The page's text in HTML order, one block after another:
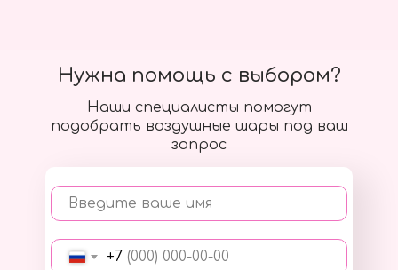
Наши специалисты помогут
подобрать воздушные шары под ваш
запрос
Введите ваше имя
+7
Нужна помощь с выбором?